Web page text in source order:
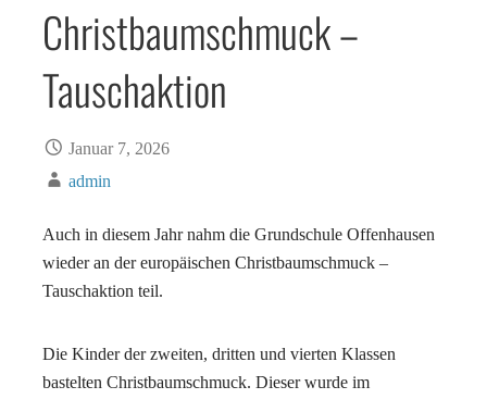
Christbaumschmuck –
Tauschaktion
Januar 7, 2026
admin
Auch in diesem Jahr nahm die Grundschule Offenhausen
wieder an der europäischen Christbaumschmuck –
Tauschaktion teil.
Die Kinder der zweiten, dritten und vierten Klassen
bastelten Christbaumschmuck. Dieser wurde im